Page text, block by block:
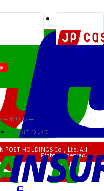
ポリシー
RSSについて
POST HOLDINGS Co., Ltd. All
Rights Reserved.